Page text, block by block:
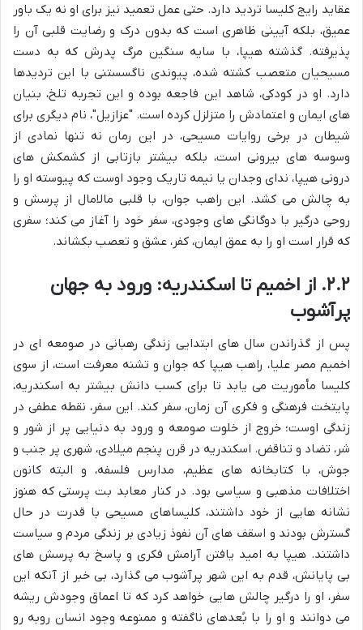
عقاید رایج کلیسا تردید دارد. حتی عمل تعمید نیز برای او نه یک باور
عمیق، بلکه آیینی ظاهری است که بدون درک و رضایت قلبی آن را
پذیرفته. گذشته هیپا، با سایه سنگین مرگ پدرش که به دست
مسیحیان متعصب کشته شده، پیوندی ناگسستنی با این تردیدها
دارد. او در کودکی، شاهد این فاجعه بوده و این تجربه تلخ، بنیان
های ایمان و اعتمادش را متزلزل کرده است. "عزازیل"، نام دیگری برای
شیطان در برخی روایات مسیحی، در این رمان نه تنها نمادی از
وسوسه های بیرونی است، بلکه بیشتر بازتابی از کشمکش های
درونی هیپا، ندای وجدان یا نیمه تاریک وجود اوست که پیوسته او را
به چالش می کشد. این راهب جوان، با قلبی مالامال از پرسش و
روحی درگیر با دوگانگی های وجودی، سفر خود را آغاز می کند؛ سفری
که قرار است او را به عمق ایمان، کفر، عشق و تعصب بکشاند.
۲.۲. از اخمیم تا اسکندریه: ورود به جهان
پرآشوب
پس از گذراندن سال های ابتدایی زندگی رهبانی در صومعه ای در
اخمیم مصر علیا، راهب هیپا که جوان و تشنه معرفت است، از سوی
کلیسا مأموریت می یابد تا برای کسب دانش بیشتر به اسکندریه،
پایتخت فرهنگی و فکری آن زمان، سفر کند. این سفر، نقطه عطفی در
زندگی اوست؛ خروج از خلوت صومعه و ورود به دنیایی پر از شور و
شر، تضاد و تناقض. اسکندریه در قرن پنجم میلادی، شهری پر جنب و
جوش، با کتابخانه های عظیم، مدارس فلسفه، و البته کانون
اختلافات مذهبی و سیاسی بود. در کنار معابد بت پرستی که هنوز
نشانه هایی از خود داشتند، کلیساهای مسیحی با قدرت در حال
گسترش بودند و اسقف های آن نفوذ زیادی بر زندگی مردم و سیاست
داشتند. هیپا به امید یافتن آرامش فکری و پاسخ به پرسش های
بی پایانش، قدم به این شهر پرآشوب می گذارد، بی خبر از آنکه این
سفر، او را درگیر چالش هایی خواهد کرد که تا اعماق وجودش ریشه
می دوانند و او را با بُعدهای ناگفته و ممنوعه وجود انسان روبه رو